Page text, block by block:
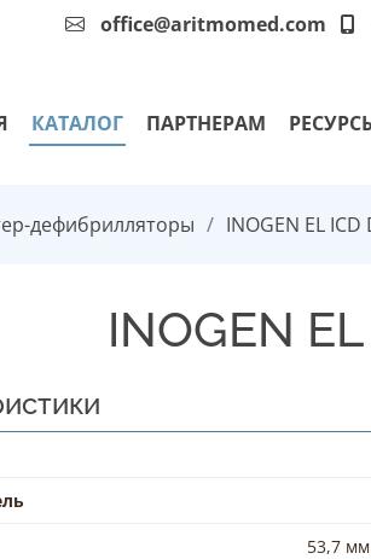
office@aritmomed.com
КАТАЛОГ ПАРТНЕРАМ
дефибрилляторы INOGEN EL ICD
INOGEN
53,7